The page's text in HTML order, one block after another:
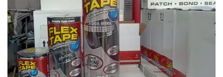
dẫn
lắp
đặt
Quy
định